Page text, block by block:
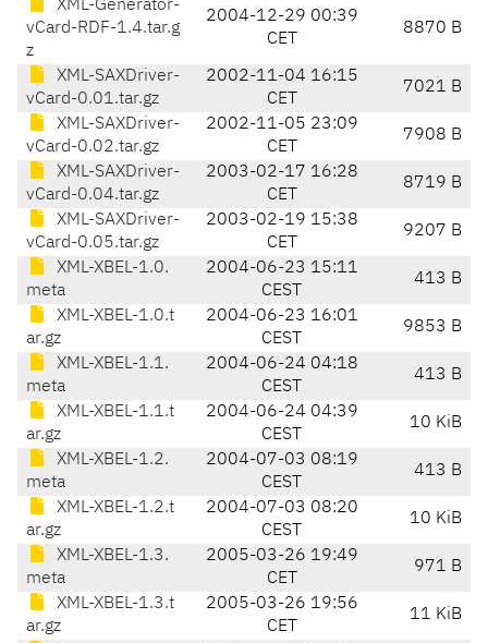
XML-Generator-
vCard-RDF-1.4.tar.g
z
2004-12-29 00:39
CET
8870 B
XML-SAXDriver-
vCard-0.01.tar.gz
2002-11-04 16:15
CET
7021 B
XML-SAXDriver-
vCard-0.02.tar.gz
2002-11-05 23:09
CET
7908 B
XML-SAXDriver-
vCard-0.04.tar.gz
2003-02-17 16:28
CET
8719 B
XML-SAXDriver-
vCard-0.05.tar.gz
2003-02-19 15:38
CET
9207 B
XML-XBEL-1.0.
meta
2004-06-23 15:11
CEST
413 B
XML-XBEL-1.0.t
ar.gz
2004-06-23 16:01
CEST
9853 B
XML-XBEL-1.1.
meta
2004-06-24 04:18
CEST
413 B
XML-XBEL-1.1.t
ar.gz
2004-06-24 04:39
CEST
10 KiB
XML-XBEL-1.2.
meta
2004-07-03 08:19
CEST
413 B
XML-XBEL-1.2.t
ar.gz
2004-07-03 08:20
CEST
10 KiB
XML-XBEL-1.3.
meta
2005-03-26 19:49
CET
971 B
XML-XBEL-1.3.t
ar.gz
2005-03-26 19:56
CET
11 KiB